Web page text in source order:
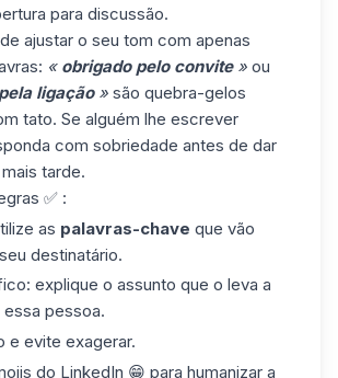
para discussão.
ajustar o seu tom com apenas
« obrigado pelo convite» ou
ligação» são quebra-gelos
tato. Se alguém lhe escrever
com sobriedade antes de dar
tarde.
✅ :
as palavras-chave que vão
destinatário.
explique o assunto que o leva a
pessoa.
e evite exagerar.
do LinkedIn 😁 para humanizar a